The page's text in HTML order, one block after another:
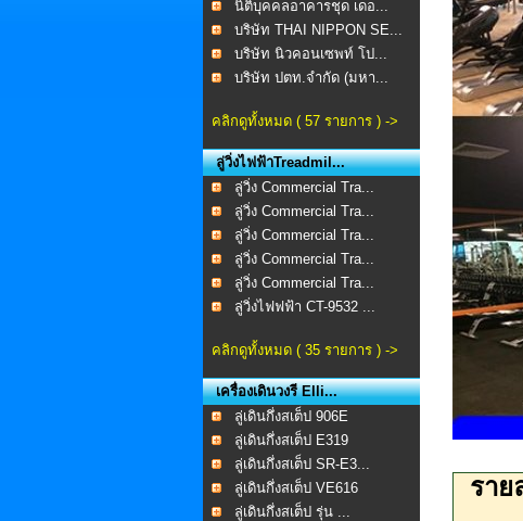
นิติบุคคลอาคารชุด เดอ...
บริษัท THAI NIPPON SE...
บริษัท นิวคอนเซพท์ โป...
บริษัท ปตท.จำกัด (มหา...
คลิกดูทั้งหมด ( 57 รายการ ) ->
ลู่วิ่งไฟฟ้าTreadmil...
ลู่วิ่ง Commercial Tra...
ลู่วิ่ง Commercial Tra...
ลู่วิ่ง Commercial Tra...
ลู่วิ่ง Commercial Tra...
ลู่วิ่ง Commercial Tra...
ลู่วิ่งไฟฟฟ้า CT-9532 ...
คลิกดูทั้งหมด ( 35 รายการ ) ->
เครื่องเดินวงรี Elli...
ลู่เดินกึ่งสเต็ป 906E
ลู่เดินกึ่งสเต็ป E319
ลู่เดินกึ่งสเต็ป SR-E3...
ลู่เดินกึ่งสเต็ป VE616
ลู่เดินกึ่งสเต็ป รุ่น ...
ราย